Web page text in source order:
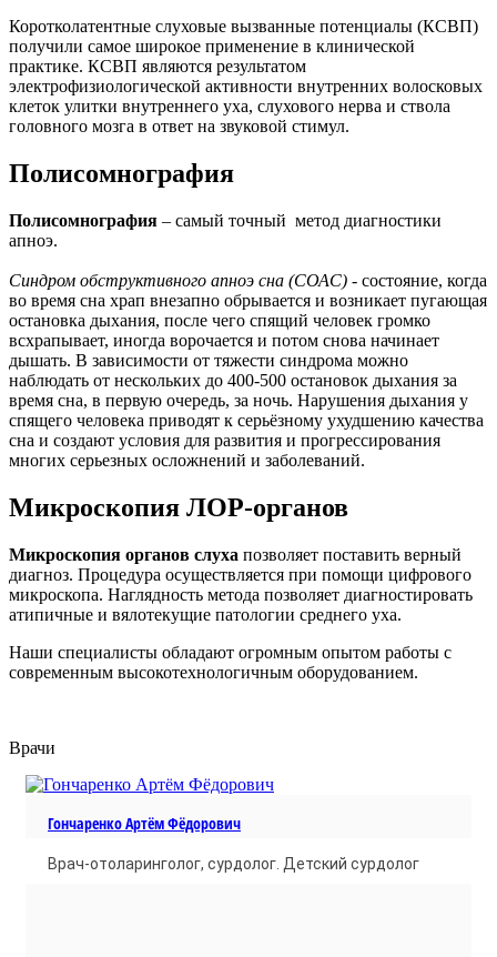
Коротколатентные слуховые вызванные потенциалы (КСВП)
получили самое широкое применение в клинической
практике. КСВП являются результатом
электрофизиологической активности внутренних волосковых
клеток улитки внутреннего уха, слухового нерва и ствола
головного мозга в ответ на звуковой стимул.
Полисомнография
Полисомнография – самый точный метод диагностики
апноэ.
Синдром обструктивного апноэ сна (СОАС) - состояние, когда
во время сна храп внезапно обрывается и возникает пугающая
остановка дыхания, после чего спящий человек громко
всхрапывает, иногда ворочается и потом снова начинает
дышать. В зависимости от тяжести синдрома можно
наблюдать от нескольких до 400-500 остановок дыхания за
время сна, в первую очередь, за ночь. Нарушения дыхания у
спящего человека приводят к серьёзному ухудшению качества
сна и создают условия для развития и прогрессирования
многих серьезных осложнений и заболеваний.
Микроскопия ЛОР-органов
Микроскопия органов слуха позволяет поставить верный
диагноз. Процедура осуществляется при помощи цифрового
микроскопа. Наглядность метода позволяет диагностировать
атипичные и вялотекущие патологии среднего уха.
Наши специалисты обладают огромным опытом работы с
современным высокотехнологичным оборудованием.
Врачи
Гончаренко Артём Фёдорович
Врач-отоларинголог, сурдолог. Детский сурдолог